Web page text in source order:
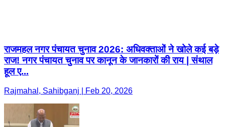
राजमहल नगर पंचायत चुनाव 2026: अधिवक्ताओं ने खोले कई बड़े
राज! नगर पंचायत चुनाव पर कानून के जानकारों की राय | संथाल
हूल ए...
Rajmahal, Sahibganj | Feb 20, 2026